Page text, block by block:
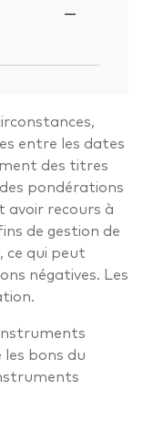
—
entre les dates
des titres
pondérations
avoir recours à
de gestion de
ce qui peut
négatives. Les
les bons du